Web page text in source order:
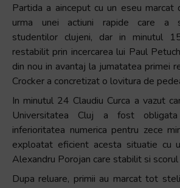
Partida a ainceput cu un eseu marcat
urma unei actiuni rapide care a
studentilor clujeni, dar in minutul
restabilit prin incercarea lui Paul
din nou in avantaj la jumatatea primei
Crocker a concretizat o lovitura de
In minutul 24 Claudiu Curca a vazut
Universitatea Cluj a fost
inferioritatea numerica pentru zece
exploatat eficient acesta situatie cu
Alexandru Porojan care stabilit si scorul
Dupa reluare, primii au marcat tot